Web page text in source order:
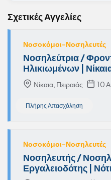
Σχετικές Αγγελίες
Νοσοκόμοι-Νοσηλευτές
Νοσηλεύτρια /
Ηλικιωμένων |
Νίκαια, Πειραιάς 10
Πλήρης Απασχόληση
Νοσοκόμοι-Νοσηλευτές
Νοσηλευτής /
Εργαλειοδότης |